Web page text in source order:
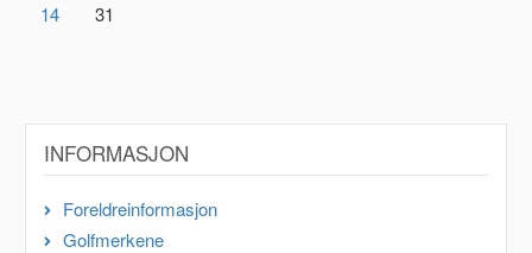
14 31
INFORMASJON
Foreldreinformasjon
Golfmerkene